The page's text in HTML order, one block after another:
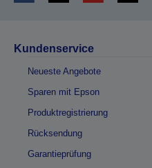
Kundenservice
Neueste Angebote
Sparen mit Epson
Produktregistrierung
Rücksendung
Garantieprüfung